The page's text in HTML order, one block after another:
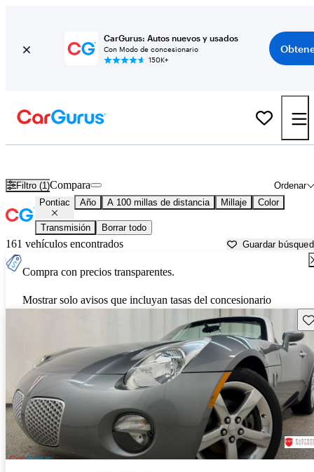
CarGurus: Autos nuevos y usados
Con Modo de concesionario
150K+
Filtro (1) Ordenar
Compara
Pontiac Año A 100 millas de distancia Millaje Color
Transmisión Borrar todo
161 vehículos encontrados Guardar
Compra con precios transparentes.
Mostrar solo avisos que incluyan tasas del concesionario